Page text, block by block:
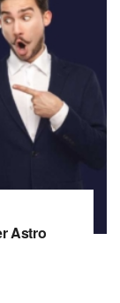
Astro